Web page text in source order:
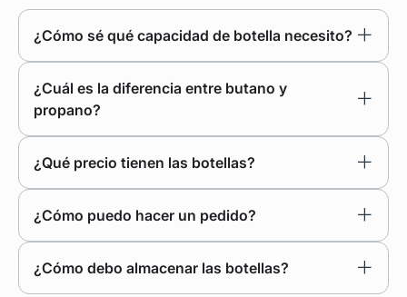
¿Cómo sé qué capacidad de botella necesito?
¿Cuál es la diferencia entre butano y
propano?
¿Qué precio tienen las botellas?
¿Cómo puedo hacer un pedido?
¿Cómo debo almacenar las botellas?